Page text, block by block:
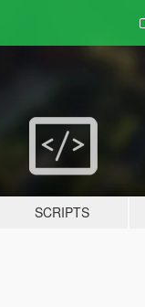
SCRIPTS